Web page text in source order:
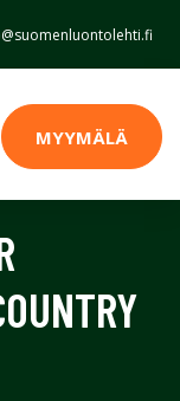
MYYMÄLÄ